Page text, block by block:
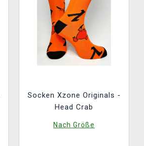
Socken Xzone Originals -
Head Crab
Nach Größe